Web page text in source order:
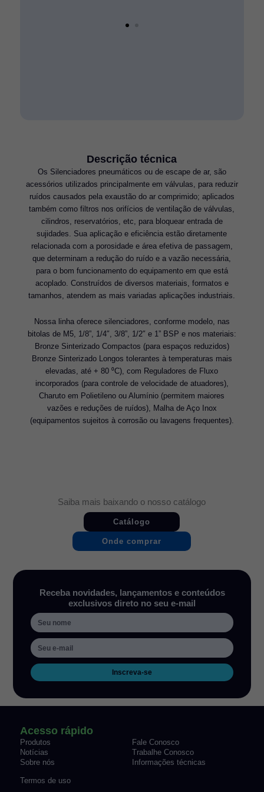
Descrição técnica
Os Silenciadores pneumáticos ou de escape de ar, são
acessórios utilizados principalmente em válvulas, para reduzir
ruídos causados pela exaustão do ar comprimido; aplicados
também como filtros nos orifícios de ventilação de válvulas,
cilindros, reservatórios, etc, para bloquear entrada de
sujidades. Sua aplicação e eficiência estão diretamente
relacionada com a porosidade e área efetiva de passagem,
que determinam a redução do ruído e a vazão necessária,
para o bom funcionamento do equipamento em que está
acoplado. Construídos de diversos materiais, formatos e
tamanhos, atendem as mais variadas aplicações industriais.
Nossa linha oferece silenciadores, conforme modelo, nas
bitolas de M5, 1/8”, 1/4″, 3/8”, 1/2″ e 1” BSP e nos materiais:
Bronze Sinterizado Compactos (para espaços reduzidos)
Bronze Sinterizado Longos tolerantes à temperaturas mais
elevadas, até + 80 ⁰C), com Reguladores de Fluxo
incorporados (para controle de velocidade de atuadores),
Charuto em Polietileno ou Alumínio (permitem maiores
vazões e reduções de ruídos), Malha de Aço Inox
(equipamentos sujeitos à corrosão ou lavagens frequentes).
Saiba mais baixando o nosso catálogo
Catálogo
Onde comprar
Receba novidades, lançamentos e conteúdos
exclusivos direto no seu e-mail
Inscreva-se
Acesso rápido
Produtos
Fale Conosco
Notícias
Trabalhe Conosco
Sobre nós
Informações técnicas
Termos de uso